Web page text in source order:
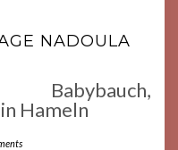
NADOULA
Hameln